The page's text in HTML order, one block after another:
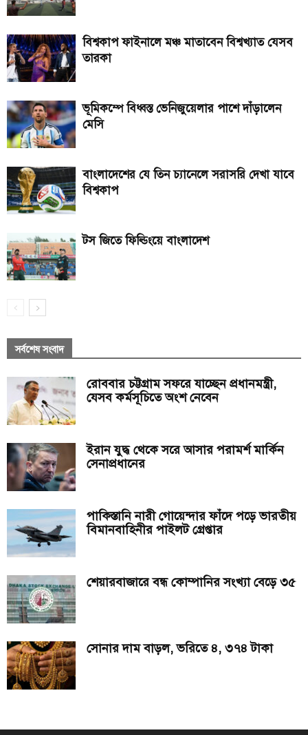
বিশ্বকাপ ফাইনালে মঞ্চ মাতাবেন বিশ্বখ্যাত যেসব
তারকা
ভূমিকম্পে বিধ্বস্ত ভেনিজুয়েলার পাশে দাঁড়ালেন
মেসি
বাংলাদেশের যে তিন চ্যানেলে সরাসরি দেখা যাবে
বিশ্বকাপ
টস জিতে ফিল্ডিংয়ে বাংলাদেশ
সর্বশেষ সংবাদ
রোববার চট্টগ্রাম সফরে যাচ্ছেন প্রধানমন্ত্রী,
যেসব কর্মসূচিতে অংশ নেবেন
ইরান যুদ্ধ থেকে সরে আসার পরামর্শ মার্কিন
সেনাপ্রধানের
পাকিস্তানি নারী গোয়েন্দার ফাঁদে পড়ে ভারতীয়
বিমানবাহিনীর পাইলট গ্রেপ্তার
শেয়ারবাজারে বন্ধ কোম্পানির সংখ্যা বেড়ে ৩৫
সোনার দাম বাড়ল, ভরিতে ৪, ৩৭৪ টাকা